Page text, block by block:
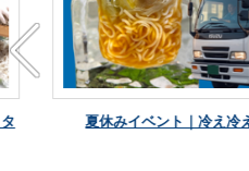
夏休みイベント｜豪快